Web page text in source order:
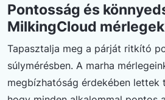
Pontosság és
MilkingCloud
Tapasztalja meg a párját ritkító
súlymérésben. A marha
megbízhatóság érdekében lettek